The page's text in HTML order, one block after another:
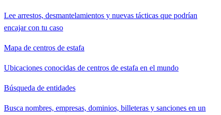
Lee arrestos, desmantelamientos y nuevas tácticas que podrían
encajar con tu caso
Mapa de centros de estafa
Ubicaciones conocidas de centros de estafa en el mundo
Búsqueda de entidades
Busca nombres, empresas, dominios, billeteras y sanciones en un